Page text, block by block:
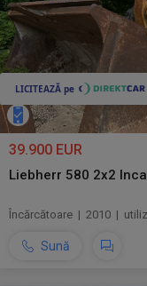
39.900 EUR
Liebherr 580 2x2
Încărcătoare | 2010 |
Sună